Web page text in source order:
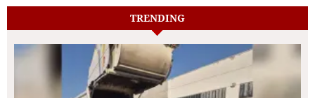
TRENDING